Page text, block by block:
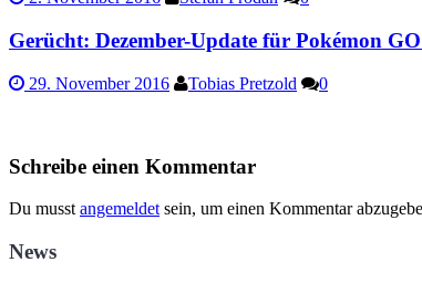
Gerücht: Dezember-Update für Pokémon
29. November 2016 Tobias Pretzold
0
Schreibe einen Kommentar
Du musst angemeldet sein, um einen Kommentar
News